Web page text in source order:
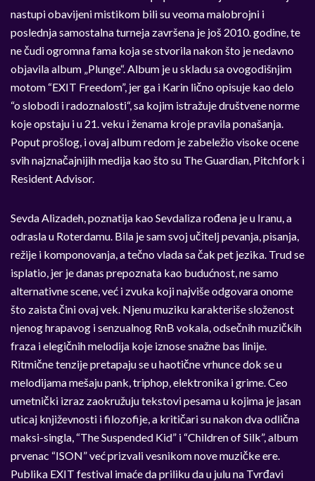
nastupi obavijeni mistikom bili su veoma malobrojni i
poslednja samostalna turneja završena je još 2010. godine, te
ne čudi ogromna fama koja se stvorila nakon što je nedavno
objavila album „Plunge“. Album je u skladu sa ovogodišnjim
motom “EXIT Freedom”, jer ga i Karin lično opisuje kao delo
“o slobodi i radoznalosti“, sa kojim istražuje društvene norme
koje opstaju i u 21. veku i ženama kroje pravila ponašanja.
Poput prošlog, i ovaj album redom je zabeležio visoke ocene
svih najznačajnijih medija kao što su The Guardian, Pitchfork i
Resident Advisor.
Sevda Alizadeh, poznatija kao Sevdaliza rođena je u Iranu, a
odrasla u Roterdamu. Bila je sam svoj učitelj pevanja, pisanja,
režije i komponovanja, a tečno vlada sa čak pet jezika. Trud se
isplatio, jer je danas prepoznata kao budućnost, ne samo
alternativne scene, već i zvuka koji najviše odgovara onome
što zaista čini ovaj vek. Njenu muziku karakteriše složenost
njenog hrapavog i senzualnog RnB vokala, odsečnih muzičkih
fraza i elegičnih melodija koje iznose snažne bas linije.
Ritmične tenzije pretapaju se u haotične vrhunce dok se u
melodijama mešaju pank, triphop, elektronika i grime. Ceo
umetnički izraz zaokružuju tekstovi pesama u kojima je jasan
uticaj književnosti i filozofije, a kritičari su nakon dva odlična
maksi-singla, “The Suspended Kid” i “Children of Silk”, album
prvenac “ISON” već prizvali vesnikom nove muzičke ere.
Publika EXIT festival imaće da priliku da u julu na Tvrđavi